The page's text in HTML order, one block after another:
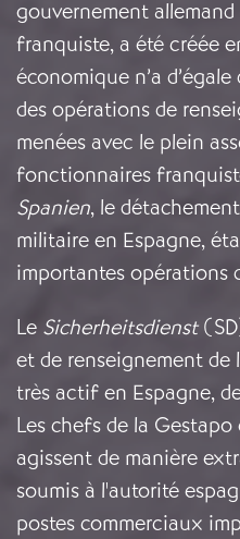
gouvernement allemand
franquiste, a été créée
économique n’a
des opérations de
menées avec le plein
fonctionnaires
Spanien, le
militaire en Espagne,
importantes opérations
Le Sicherheitsdienst
et de renseignement de
très actif en Espagne,
Les chefs de la
agissent de manière
soumis à l'autorité
postes commerciaux